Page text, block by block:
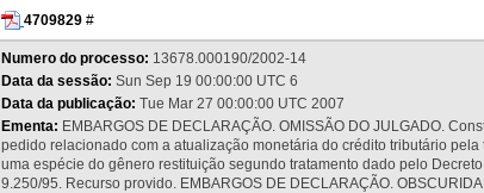
4709829 #
Numero do processo: 13678.000190/2002-14
Data da sessão: Sun Sep 19 00:00:00 UTC 6
Data da publicação: Tue Mar 27 00:00:00 UTC 2007
Ementa: EMBARGOS DE DECLARAÇÃO. OMISSÃO DO JULGADO.
pedido relacionado com a atualização monetária do crédito tributário
uma espécie do gênero restituição segundo tratamento dado pelo
9.250/95. Recurso provido. EMBARGOS DE DECLARAÇÃO.